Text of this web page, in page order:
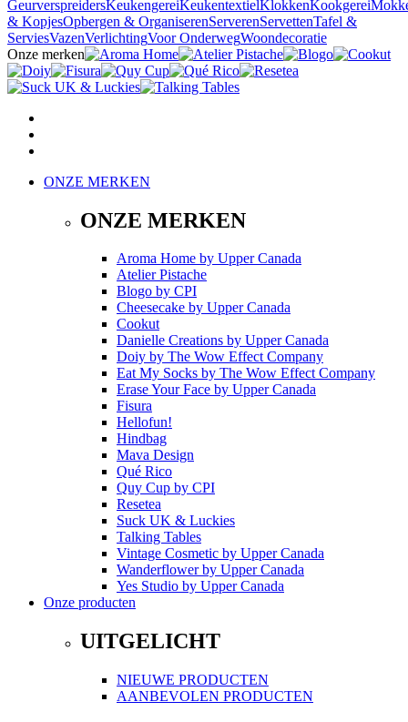
GeurverspreidersKeukengereiKeukentextielKlokkenKookgerei
& KopjesOpbergen & OrganiserenServerenServettenTafel &
ServiesVazenVerlichtingVoor OnderwegWoondecoratie
Onze merken
ONZE MERKEN
ONZE MERKEN
Aroma Home by Upper Canada
Atelier Pistache
Blogo by CPI
Cheesecake by Upper Canada
Cookut
Danielle Creations by Upper Canada
Doiy by The Wow Effect Company
Eat My Socks by The Wow Effect Company
Erase Your Face by Upper Canada
Fisura
Hellofun!
Hindbag
Mava Design
Qué Rico
Quy Cup by CPI
Resetea
Suck UK & Luckies
Talking Tables
Vintage Cosmetic by Upper Canada
Wanderflowerby Upper Canada
Yes Studio by Upper Canada
Onze producten
UITGELICHT
NIEUWE PRODUCTEN
AANBEVOLEN PRODUCTEN